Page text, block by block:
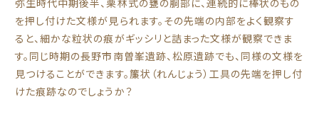
弥生時代中期後半、栗林式の甕の胴部に、連続的に棒状のもの
を押し付けた文様が見られます。その先端の内部をよく観察す
ると、細かな粒状の痕がギッシリと詰まった文様が観察できま
す。同じ時期の長野市南曽峯遺跡、松原遺跡でも、同様の文様を
見つけることができます。簾状（れんじょう）工具の先端を押し付
けた痕跡なのでしょうか？